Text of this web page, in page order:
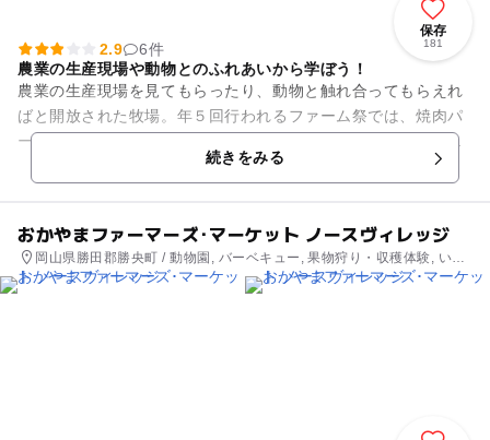
保存
181
2.9
6件
農業の生産現場や動物とのふれあいから学ぼう！
農業の生産現場を見てもらったり、動物と触れ合ってもらえれ
ばと開放された牧場。年５回行われるファーム祭では、焼肉パ
ーティーや乗馬を楽しめます。牧場体験教室では、乳搾体験の
ほか、バター作り体験や、土...続きをみる
おかやまファーマーズ･マーケット ノースヴィレッジ
岡山県勝田郡勝央町 / 動物園, バーベキュー, 果物狩り・収穫体験, いち
ご狩り, アスレチック, 公園・総合公園, ホテル・旅館